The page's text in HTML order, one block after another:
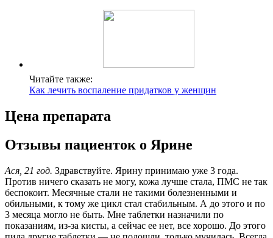
Читайте также:
Как лечить воспаление придатков у женщин
Цена препарата
Отзывы пациенток о Ярине
Ася, 21 год. Здравствуйте. Ярину принимаю уже 3 года.
Против ничего сказать не могу, кожа лучше стала, ПМС не так
беспокоит. Месячные стали не такими болезненными и
обильными, к тому же цикл стал стабильным. А до этого и по
3 месяца могло не быть. Мне таблетки назначили по
показаниям, из-за кисты, а сейчас ее нет, все хорошо. До этого